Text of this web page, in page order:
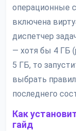
операционные
включена
диспетчер
— хотя бы 4 ГБ
5 ГБ, то
выбрать
последнего
Как
гайд